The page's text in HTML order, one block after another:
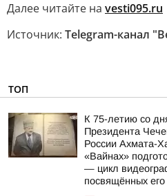
Далее читайте на vesti095.ru
Источник: Telegram-канал
ТОП
К 75-летию со
Президента
России Ахмата-
«Вайнах»
— цикл
посвящённых